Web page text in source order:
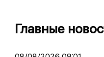
Главные